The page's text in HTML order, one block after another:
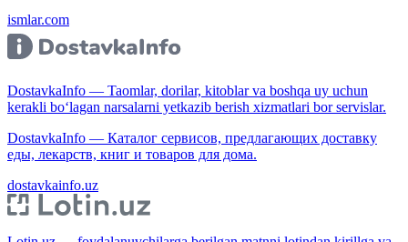
ismlar.com
DostavkaInfo — Taomlar, dorilar, kitoblar va boshqa uy uchun
kerakli bo‘lagan narsalarni yetkazib berish xizmatlari bor servislar.
DostavkaInfo — Каталог сервисов, предлагающих доставку
еды, лекарств, книг и товаров для дома.
dostavkainfo.uz